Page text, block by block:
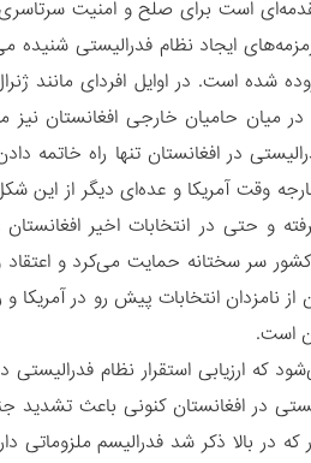
است برای صلح و امنیت سرتاسری
ایجاد نظام فدرالیستی
شده است. در اوایل افردای مانند
حامیان خارجی افغانستان نیز
در افغانستان تنها راه خاتمه
وقت آمریکا و عده‌ای دیگر از
و حتی در انتخابات اخیر افغانستان
سر سختانه حمایت می‌کرد و
نامزدان انتخابات پیش رو در
است.
ارزیابی استقرار نظام فدرالیستی
در افغانستان کنونی باعث
در بالا ذکر شد فدرالیسم ملزوماتی